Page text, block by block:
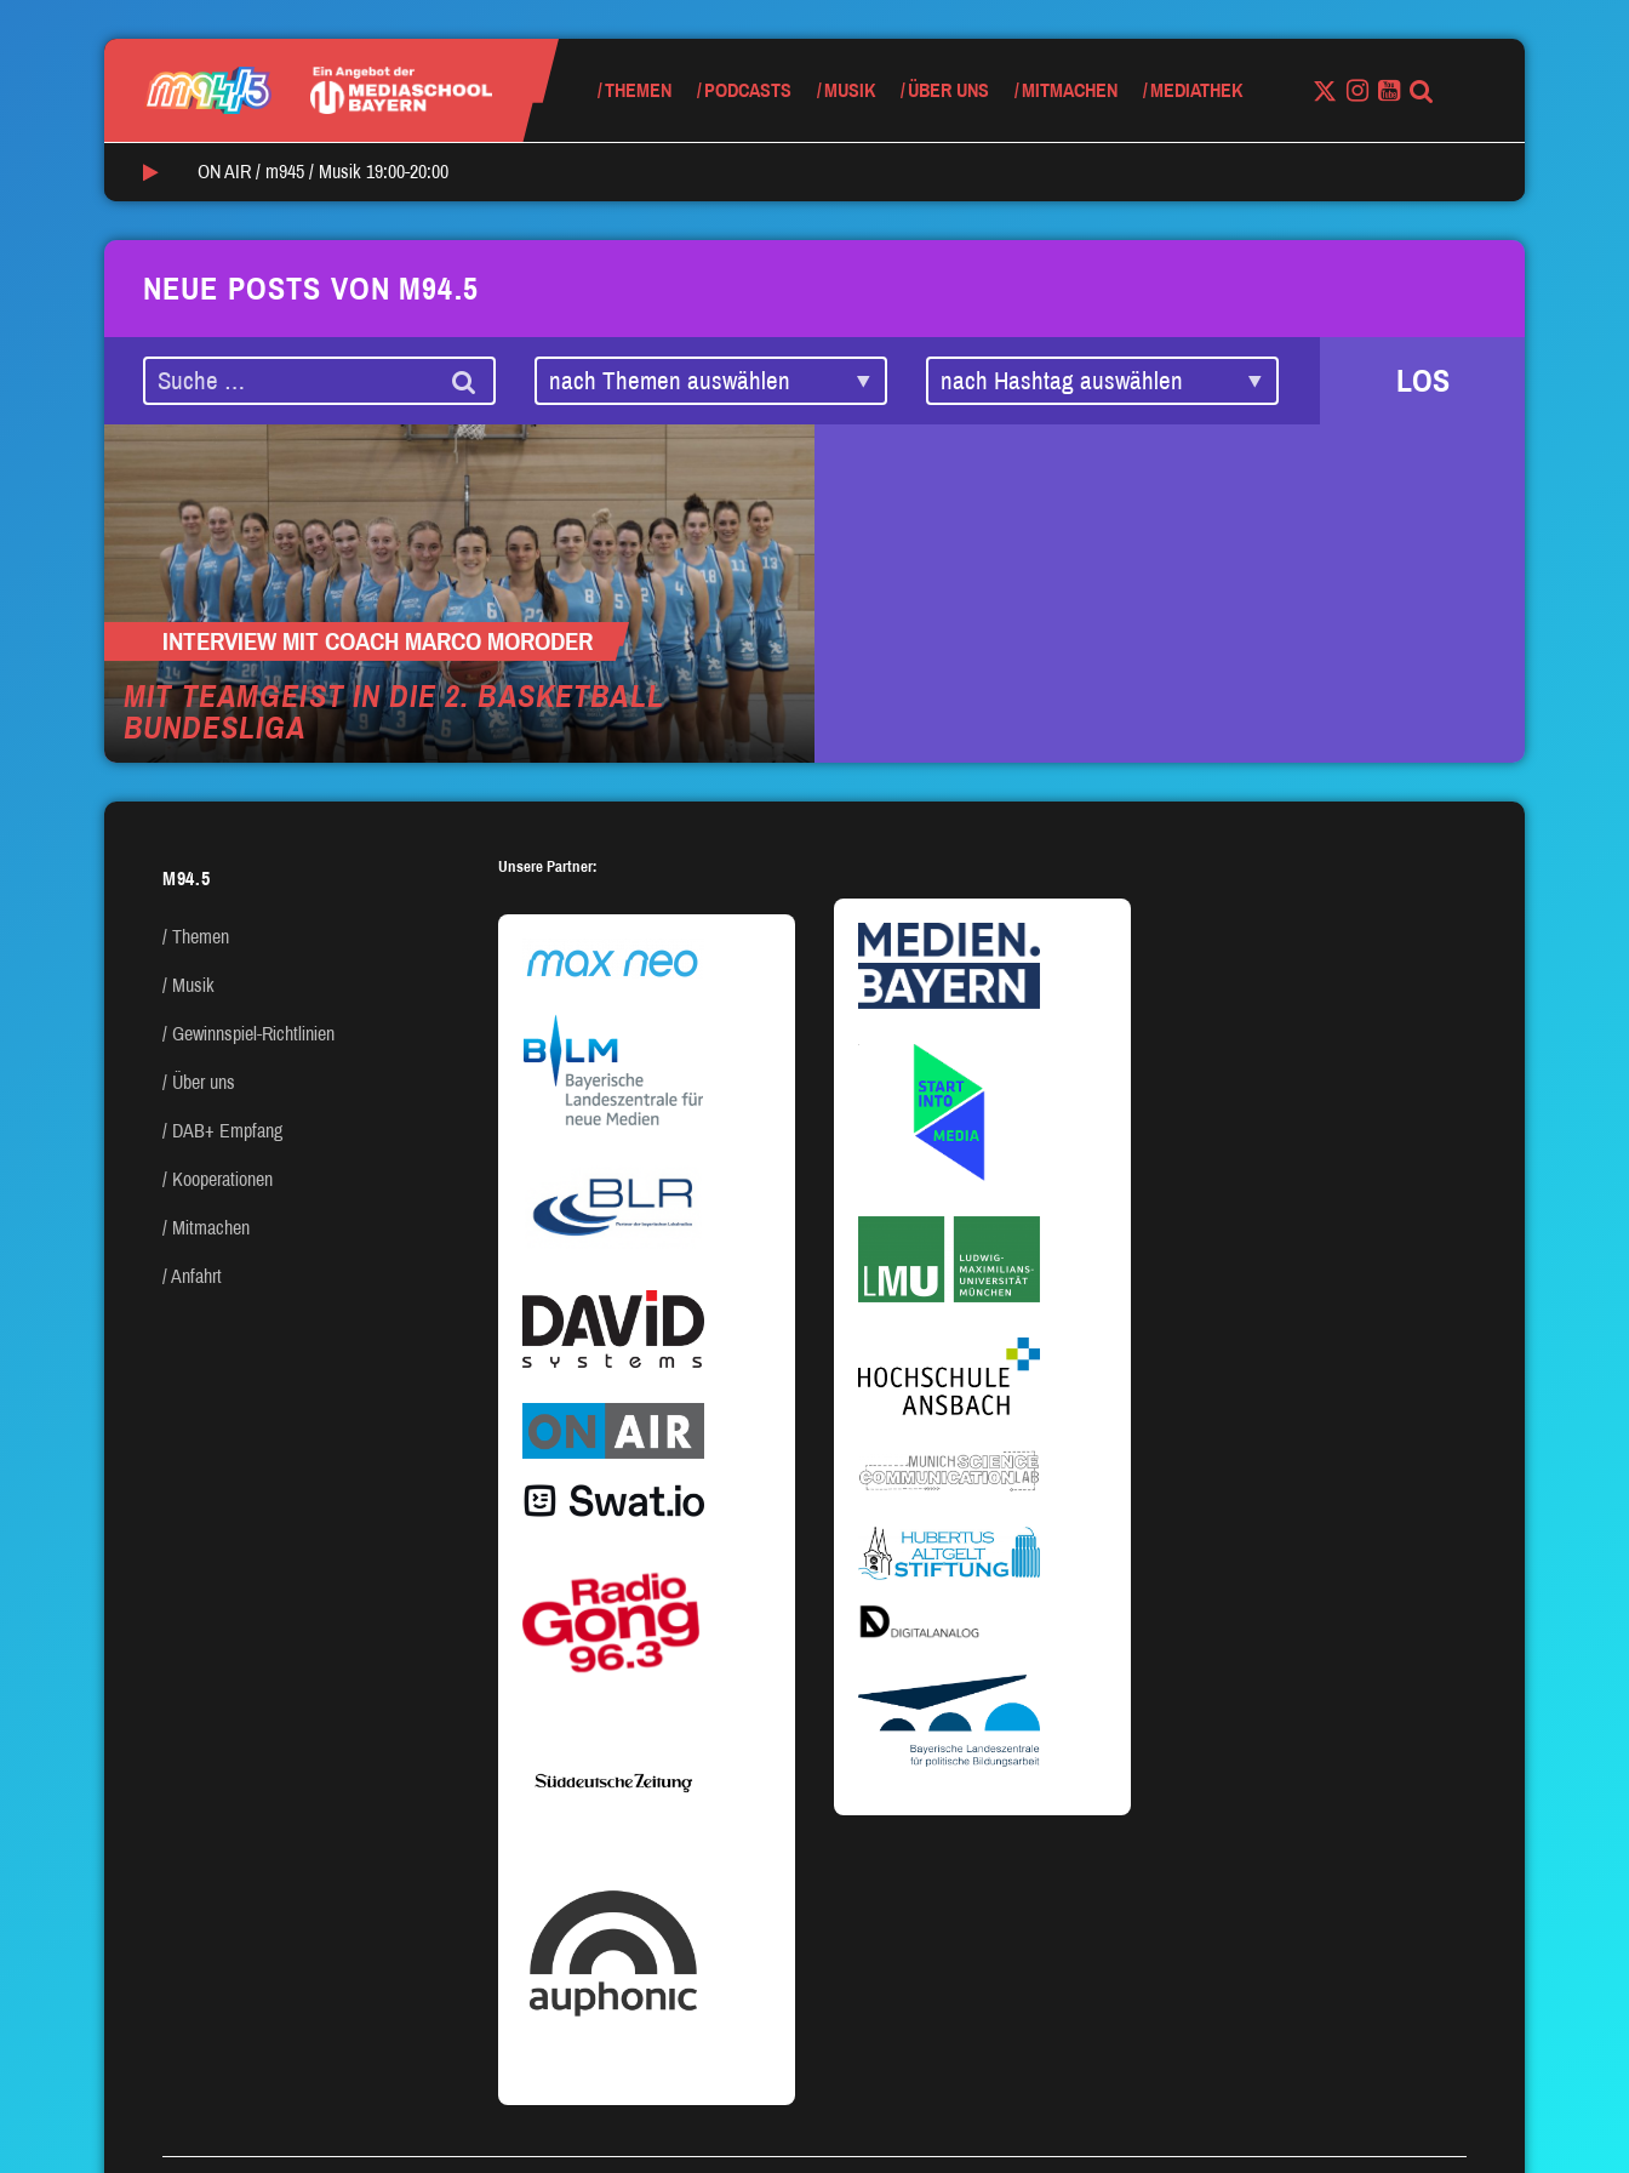
THEMEN PODCASTS MUSIK ÜBER UNS MITMACHEN MEDIATHEK
ON AIR / m945 / Musik 19:00-20:00
NEUE POSTS VON M94.5
LOS
INTERVIEW MIT COACH MARCO MORODER
MIT TEAMGEIST IN DIE 2. BASKETBALL
BUNDESLIGA
M94.5
Themen
Musik
Gewinnspiel-Richtlinien
Über uns
DAB+ Empfang
Kooperationen
Mitmachen
Anfahrt
Unsere Partner: